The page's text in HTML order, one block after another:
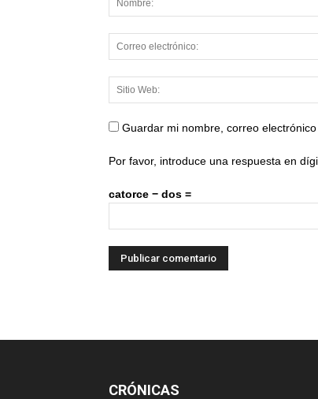
Guardar mi nombre, correo
Por favor, introduce una respuesta en
catorce − dos =
CRÓNICAS